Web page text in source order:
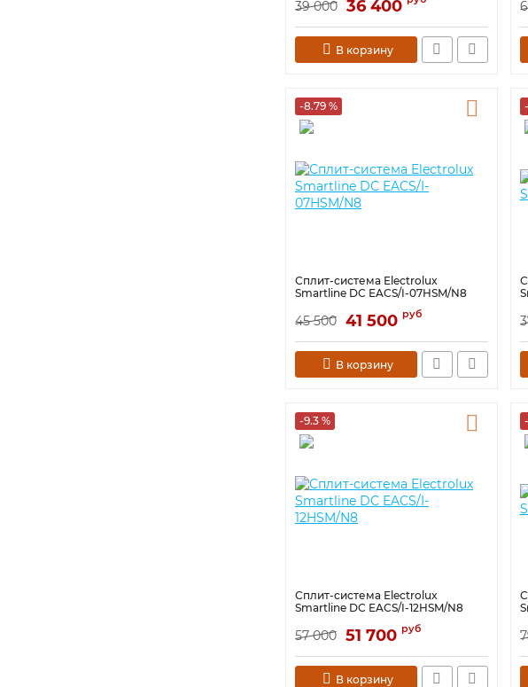
39 000 36 400
В корзину
-8.79 %
Сплит-система Electrolux
Smartline DC EACS/I-07HSM/N8
45 500 41 500 руб
В корзину
-9.3 %
Сплит-система Electrolux
Smartline DC EACS/I-12HSM/N8
57 000 51 700 руб
В корзину